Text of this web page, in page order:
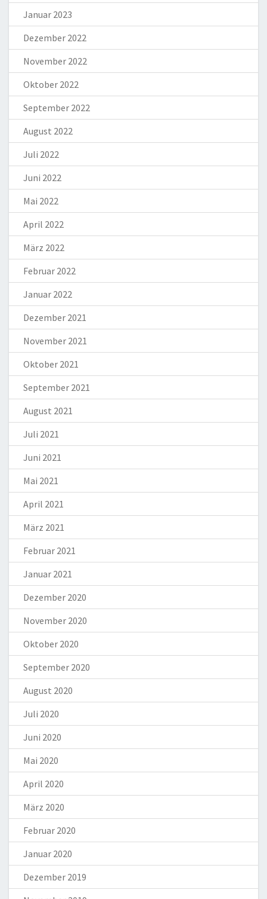
Januar 2023
Dezember 2022
November 2022
Oktober 2022
September 2022
August 2022
Juli 2022
Juni 2022
Mai 2022
April 2022
März 2022
Februar 2022
Januar 2022
Dezember 2021
November 2021
Oktober 2021
September 2021
August 2021
Juli 2021
Juni 2021
Mai 2021
April 2021
März 2021
Februar 2021
Januar 2021
Dezember 2020
November 2020
Oktober 2020
September 2020
August 2020
Juli 2020
Juni 2020
Mai 2020
April 2020
März 2020
Februar 2020
Januar 2020
Dezember 2019